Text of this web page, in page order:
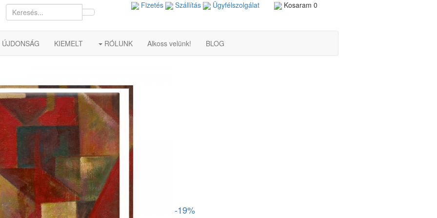
Fizetés Szállítás Ügyfélszolgálat Kosaram0
ÚJDONSÁG KIEMELT RÓLUNK Alkoss velünk! BLOG
-19%